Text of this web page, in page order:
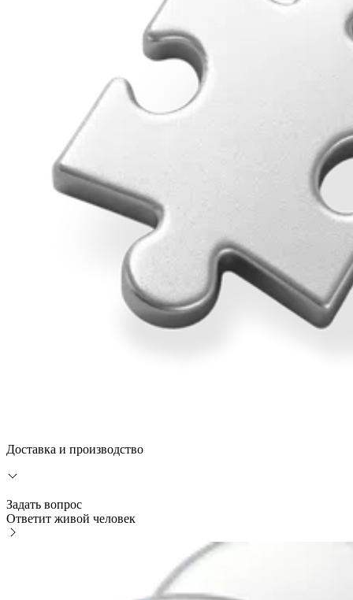
Доставка и производство
Задать вопрос
Ответит живой человек